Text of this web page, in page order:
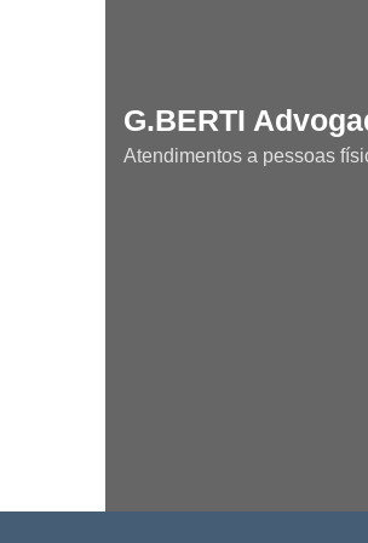
G.BERTI
Atendimentos a pessoas